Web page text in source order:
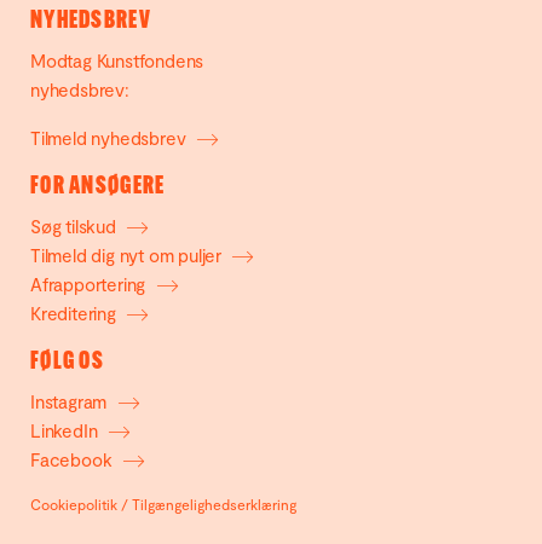
NYHEDSBREV
Modtag Kunstfondens
nyhedsbrev:
Tilmeld nyhedsbrev
FOR ANSØGERE
Søg tilskud
Tilmeld dig nyt om puljer
Afrapportering
Kreditering
FØLG OS
Instagram
LinkedIn
Facebook
Cookiepolitik / Tilgængelighedserklæring